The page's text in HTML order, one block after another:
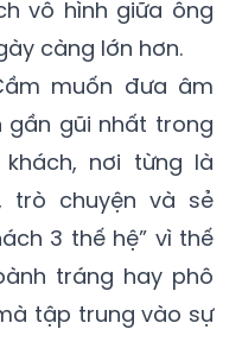
đại, mỗi thế hệ
những “ốc đảo
vô hình giữa ông
càng lớn hơn.
muốn đưa âm
gần gũi nhất trong
nơi từng là
trò chuyện và sẻ
3 thế hệ” vì thế